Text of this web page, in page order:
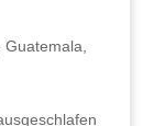
Guatemala,